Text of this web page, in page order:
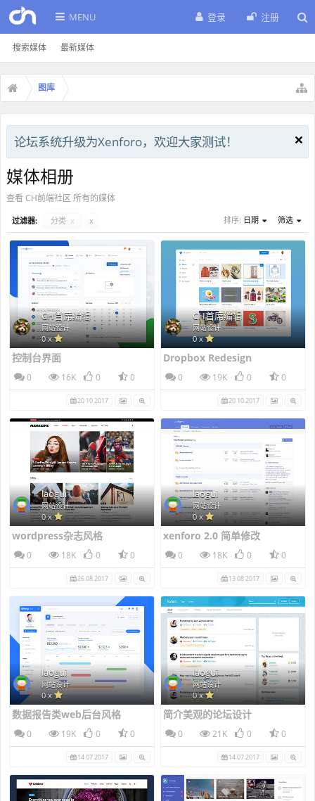
MENU
搜索媒体 最新媒体
登录 注册
图库
论坛系统升级为Xenforo，欢迎大家测试！
媒体相册
查看 CH前端社区 所有的媒体
过滤器: 分类 x x 排序: 日期 筛选
CH首席编辑
网站设计
0 x
控制台界面
0 16K 0 0
20 10 2017
CH首席编辑
网站设计
0 x
Dropbox Redesign
0 19K 0 0
20 10 2017
laogui
网站设计
0 x
wordpress杂志风格
0 18K 0 0
26 08 2017
laogui
网站设计
0 x
xenforo 2.0 简单修改
0 18K 0 0
13 08 2017
laogui
网站设计
0 x
数据报告类web后台风格
0 19K 0 0
14 07 2017
laogui
网站设计
0 x
简介美观的论坛设计
0 21K 0 0
14 07 2017